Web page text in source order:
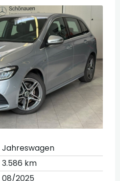
Jahreswagen
3.586 km
08/2025